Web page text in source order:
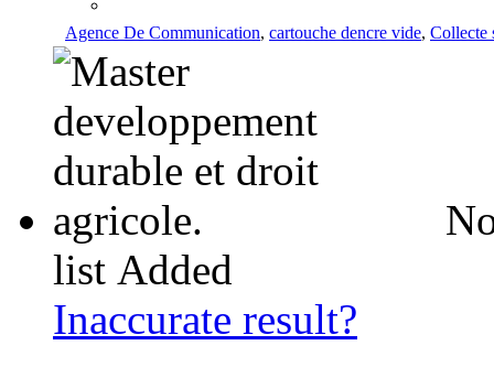
Agence De Communication, cartouche dencre vide, Collecte
list Added
Inaccurate result?